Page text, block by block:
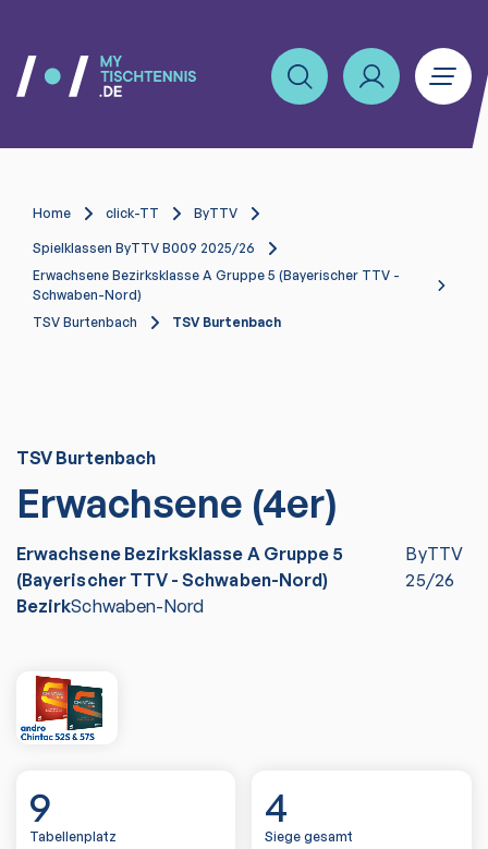
Home click-TT ByTTV
Spielklassen ByTTV B009 2025/26
Erwachsene Bezirksklasse A Gruppe 5 (Bayerischer TTV -
Schwaben-Nord)
TSV Burtenbach
TSV Burtenbach
TSV Burtenbach
Erwachsene (4er)
Erwachsene Bezirksklasse A Gruppe 5
(Bayerischer TTV - Schwaben-Nord)
ByTTV
25/26
BezirkSchwaben-Nord
9
Tabellenplatz
4
Siege gesamt